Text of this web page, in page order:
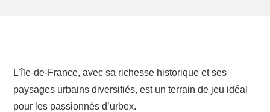
L’île-de-France, avec sa richesse historique et ses
paysages urbains diversifiés, est un terrain de jeu idéal
pour les passionnés d’urbex.